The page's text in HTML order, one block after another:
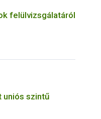
felülvizsgálatáról
szintű